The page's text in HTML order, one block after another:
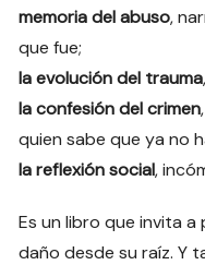
memoria del abuso,
que fue;
la evolución del trauma
la confesión del crimen
quien sabe que ya no
la reflexión social,
Es un libro que invita a
daño desde su raíz. Y